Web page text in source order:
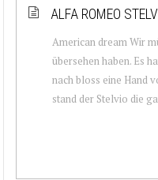
ALFA ROMEO
American dream Wir
übersehen haben. Es
nach bloss eine Hand
stand der Stelvio die